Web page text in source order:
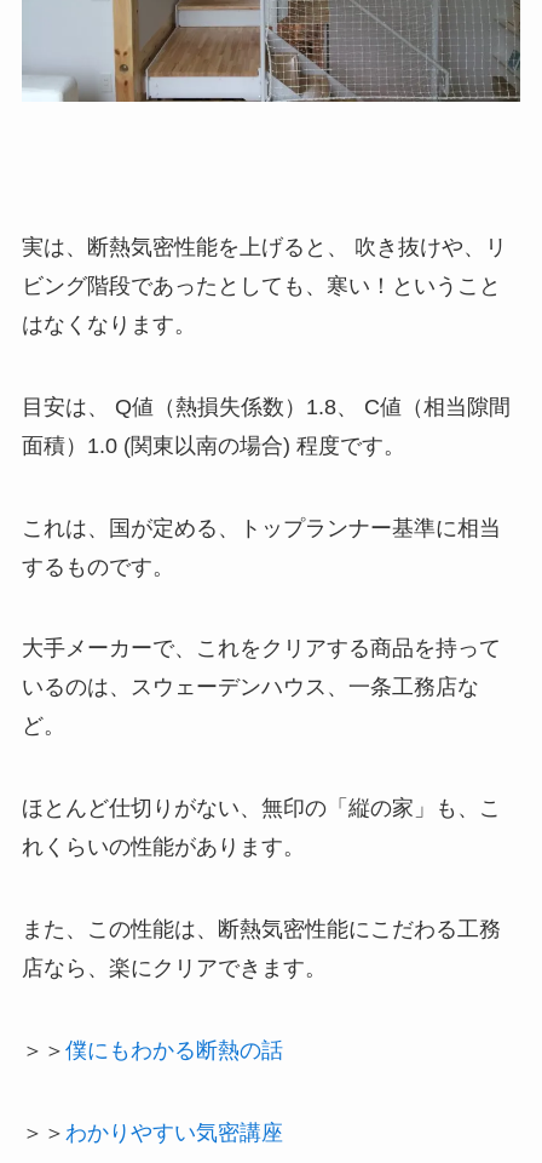
実は、断熱気密性能を上げると、 吹き抜けや、リ
ビング階段であったとしても、寒い！ということ
はなくなります。
目安は、 Q値（熱損失係数）1.8、 C値（相当隙間
面積）1.0 (関東以南の場合) 程度です。
これは、国が定める、トップランナー基準に相当
するものです。
大手メーカーで、これをクリアする商品を持って
いるのは、スウェーデンハウス、一条工務店な
ど。
ほとんど仕切りがない、無印の「縦の家」も、こ
れくらいの性能があります。
また、この性能は、断熱気密性能にこだわる工務
店なら、楽にクリアできます。
＞＞ 僕にもわかる断熱の話
＞＞ わかりやすい気密講座